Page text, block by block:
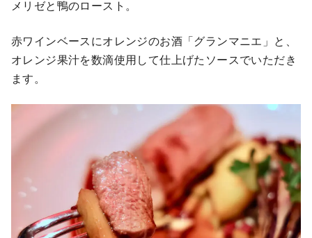
メリゼと鴨のロースト。
赤ワインベースにオレンジのお酒「グランマニエ」と、
オレンジ果汁を数滴使用して仕上げたソースでいただき
ます。